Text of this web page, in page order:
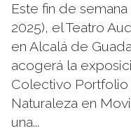
Este fin de
2025), el Teatro
en Alcalá de
acogerá la
Colectivo Portfolio
Naturaleza en
una...